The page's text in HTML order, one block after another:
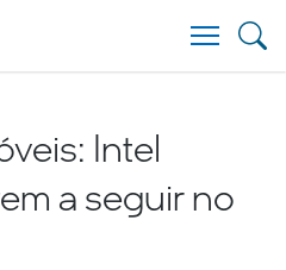
Intel
a seguir no